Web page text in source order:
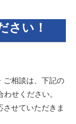
さい！
ご相談は、下記の
せください。
せていただきま